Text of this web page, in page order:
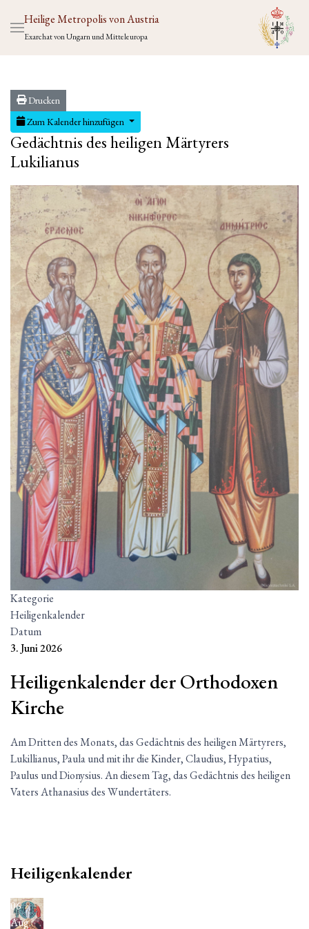
Heilige Metropolis von Austria
Exarchat von Ungarn und Mitteleuropa
Drucken
Zum Kalender hinzufügen
Gedächtnis des heiligen Märtyrers
Lukilianus
Kategorie
Heiligenkalender
Datum
3. Juni 2026
Heiligenkalender der Orthodoxen
Kirche
Am Dritten des Monats, das Gedächtnis des heiligen Märtyrers,
Lukillianus, Paula und mit ihr die Kinder, Claudius, Hypatius,
Paulus und Dionysius. An diesem Tag, das Gedächtnis des heiligen
Vaters Athanasius des Wundertäters.
Heiligenkalender
06
Aug.